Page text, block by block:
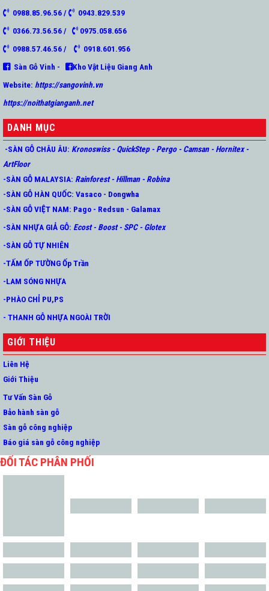
0988.85.96.56 /
0943.829.539
0366.73.56.56 /
0975.058.656
0988.57.46.56 /
0918.601.956
Sàn Gỗ Vinh -
Kho Vật Liệu Giang Anh
Website: https://sangovinh.vn
https://noithatgianganh.net
DANH MỤC
-SÀN GỖ CHÂU ÂU: Kronoswiss-QuickStep-Pergo-Camsan-Hornitex -
ArtFloor
-SÀN GỖ MALAYSIA: Rainforest-Hillman-Robina
-SÀN GỖ HÀN QUỐC: Vasaco - Dongwha
-SÀN GỖ VIỆT NAM: Pago - Redsun - Galamax
-SÀN NHỰA GIẢ GỖ: Ecost-Boost-SPC-Glotex
-SÀN GỖ TỰ NHIÊN
-TẤM ỐP TƯỜNG Ốp Trần
-LAM SÓNG NHỰA
-PHÀO CHỈ PU,PS
- THANH GỖ NHỰA NGOÀI TRỜI
GIỚI THIỆU
Liên Hệ
Giới Thiệu
Tư Vấn Sàn Gỗ
Bảo hành sàn gỗ
Sàn gỗ công nghiệp
Báo giá sàn gỗ công nghiệp
ĐỐI TÁC PHÂN PHỐI